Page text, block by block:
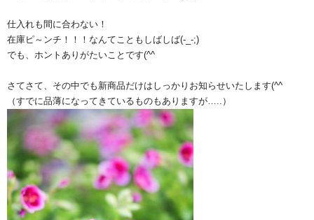
仕入れも間に合わない！
在庫ピ～ンチ！！！なんてこともしばしば(-_-;)
でも、ホントありがたいことです(^^ゞ
さてさて、その中でも新商品だけはしっかりお知らせいたします(^^ゞ
（すでに品薄になってきているものもありますが…..）